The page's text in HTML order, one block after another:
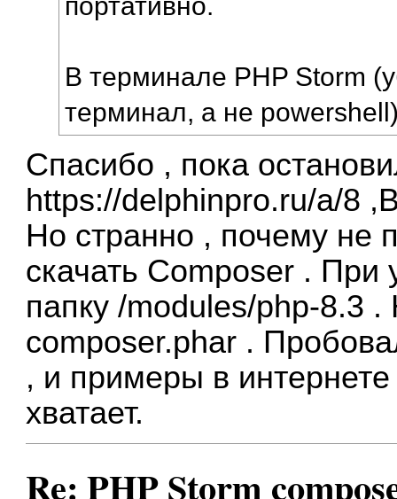
В терминале PHP Storm
терминал, а не
Спасибо , пока
https://delphinpro.ru/a/8
Но странно , почему не
скачать Composer . При
папку /modules/php-8.3
composer.phar .
, и примеры в
хватает.
Re: PHP Storm